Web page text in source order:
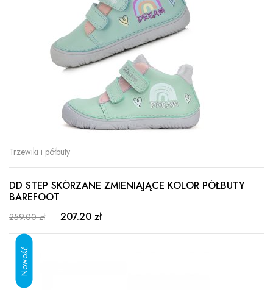
Trzewiki i półbuty
DD STEP SKÓRZANE ZMIENIAJĄCE KOLOR PÓŁBUTY
BAREFOOT
259.00 zł 207.20 zł